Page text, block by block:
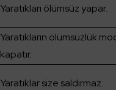
Yaratıkları ölümsüz yapar.
Yaratıkların ölümsüzlük
kapatır.
Yaratıklar size saldırmaz.